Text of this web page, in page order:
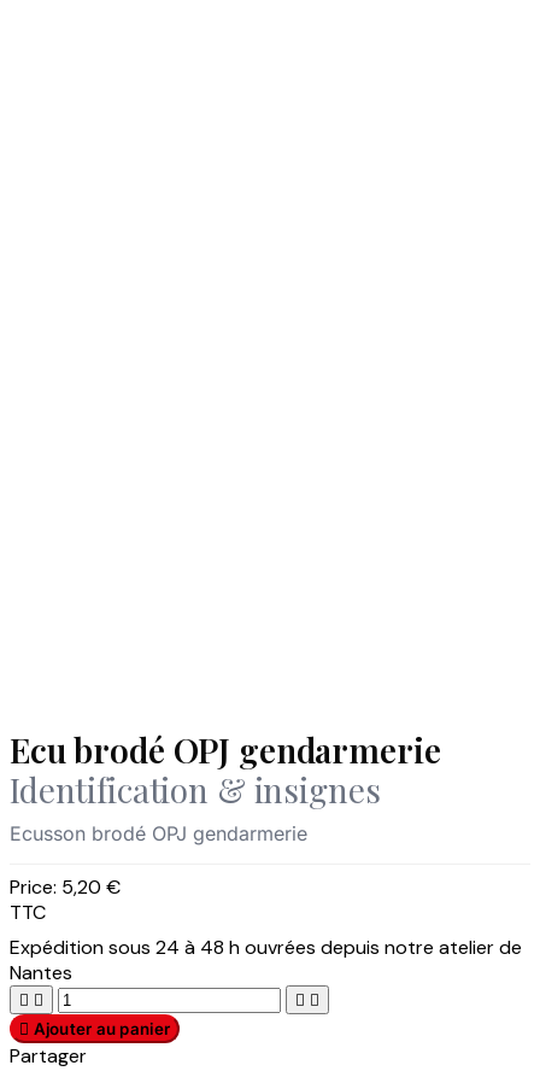
Ecu brodé OPJ gendarmerie
Identification & insignes
Ecusson brodé OPJ gendarmerie
Price: 5,20 €
TTC
Expédition sous 24 à 48 h ouvrées depuis notre atelier de
Nantes
   
 Ajouter au panier
Partager